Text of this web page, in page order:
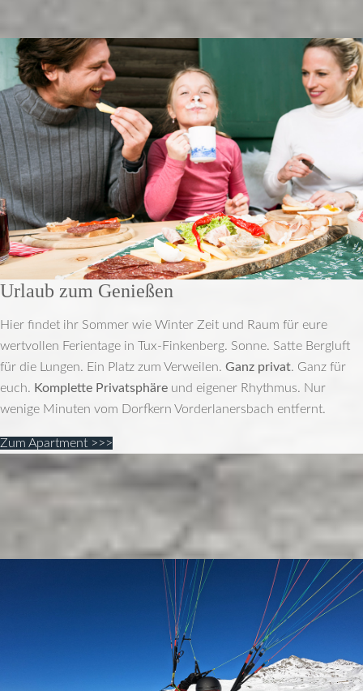
Urlaub zum Genießen
Hier findet ihr Sommer wie Winter Zeit und Raum für eure
wertvollen Ferientage in Tux-Finkenberg. Sonne. Satte Bergluft
für die Lungen. Ein Platz zum Verweilen. Ganz privat. Ganz für
euch. Komplette Privatsphäre und eigener Rhythmus. Nur
wenige Minuten vom Dorfkern Vorderlanersbach entfernt.
Zum Apartment >>>